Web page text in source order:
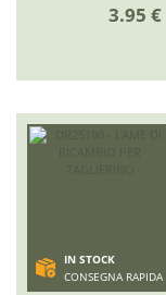
3.95 €
IN STOCK
CONSEGNA RAPIDA